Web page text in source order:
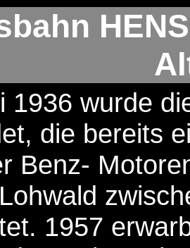
1936 wurde
die bereits
Benz-
1957